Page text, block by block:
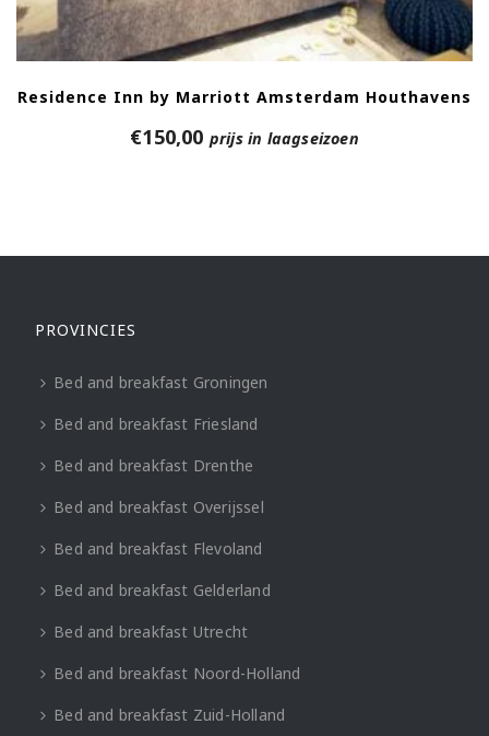
Residence Inn by Marriott Amsterdam Houthavens
€150,00 prijs in laagseizoen
PROVINCIES
Bed and breakfast Groningen
Bed and breakfast Friesland
Bed and breakfast Drenthe
Bed and breakfast Overijssel
Bed and breakfast Flevoland
Bed and breakfast Gelderland
Bed and breakfast Utrecht
Bed and breakfast Noord-Holland
Bed and breakfast Zuid-Holland